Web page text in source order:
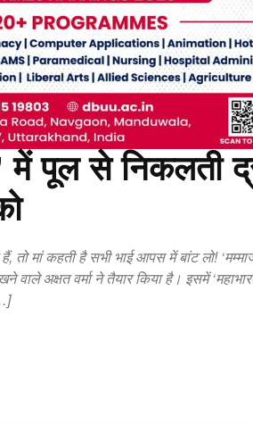
में पूल से निकलती
तो मां कहती है सभी भाई आपस में बांट लो!
वाले अक्षत वर्मा ने‍ तैयार किया है। इसमें